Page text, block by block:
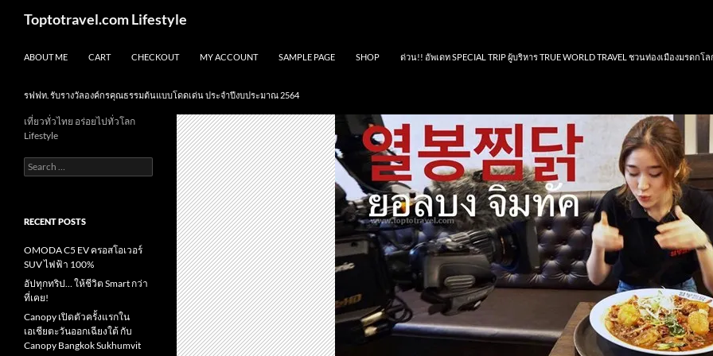
Toptotravel.com Lifestyle
ABOUT ME CART CHECKOUT MY ACCOUNT SAMPLE PAGE SHOP ด่วน!! อัพเดท SPECIAL TRIP ผู้บริหาร TRUE WORLD TRAVEL ชวนท่องเมืองมรดกโล
รฟฟท. รับรางวัลองค์กรคุณธรรมต้นแบบโดดเด่น ประจำปีงบประมาณ 2564
เที่ยวทั่วไทย อร่อยไปทั่วโลก
Lifestyle
Search
for:
RECENT POSTS
OMODA C5 EV ครอสโอเวอร์
SUV ไฟฟ้า 100%
อัปทุกทริป… ให้ชีวิต Smart กว่า
ที่เคย!
Canopy เปิดตัวครั้งแรกใน
เอเชียตะวันออกเฉียงใต้ กับ
Canopy Bangkok Sukhumvit